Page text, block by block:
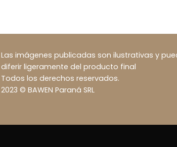
Las imágenes publicadas son ilustrativas y
diferir ligeramente del producto final
Todos los derechos reservados.
2023 © BAWEN Paraná SRL